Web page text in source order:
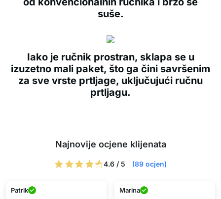
suše.
Iako je ručnik prostran, sklapa se u
izuzetno mali paket, što ga čini savršenim
za sve vrste prtljage, uključujući ručnu
prtljagu.
Najnovije ocjene klijenata
4.6 / 5 (89 ocjen)
Patrik Marina